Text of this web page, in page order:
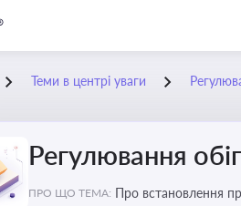
Теми в центрі уваги
Регулювання
ПРО ЩО ТЕМА: Про встановлення